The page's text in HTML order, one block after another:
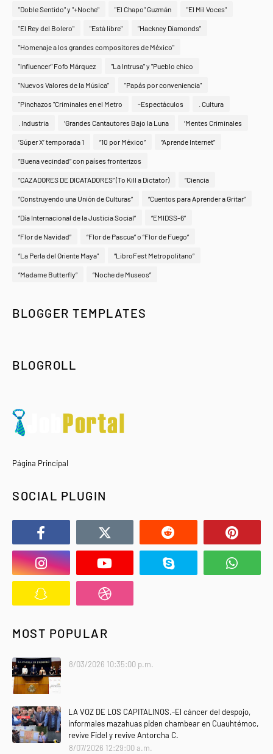
"Doble Sentido" y "+Noche" "El Chapo" Guzmán "El Mil Voces"
"El Rey del Bolero" "Está libre" "Hackney Diamonds"
"Homenaje a los grandes compositores de México"
"Influencer" Fofo Márquez "La Intrusa" y "Pueblo chico
"Nuevos Valores de la Música" "Papás por conveniencia"
"Pinchazos "Criminales en el Metro -Espectáculos . Cultura
. Industria ‘Grandes Cantautores Bajo la Luna ‘Mentes Criminales
‘Súper X’ temporada 1 “10 por México” “Aprende Internet”
“Buena vecindad” con países fronterizos
“CAZADORES DE DICATADORES” (To Kill a Dictator) “Ciencia
“Construyendo una Unión de Culturas” “Cuentos para Aprender a Gritar”
“Día Internacional de la Justicia Social” “EMIDSS-6”
“Flor de Navidad” “Flor de Pascua” o “Flor de Fuego”
“La Perla del Oriente Maya" “LibroFest Metropolitano”
“Madame Butterfly” “Noche de Museos”
BLOGGER TEMPLATES
BLOGROLL
Página Principal
SOCIAL PLUGIN
MOST POPULAR
8/03/2026 10:35:00 p.m.
LA VOZ DE LOS CAPITALINOS.-El cáncer del despojo,
informales mazahuas piden chambear en Cuauhtémoc,
revive Fidel y revive Antorcha C.
8/07/2026 12:29:00 a.m.